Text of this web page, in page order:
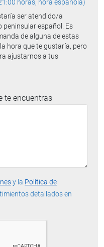
(de 17:00 a 21:00 horas, hora española)
ser atendido/a
peninsular español. Es
de alguna de estas
hora que te gustaría, pero
ajustarnos a tus
te encuentras
y la Política de
detallados en